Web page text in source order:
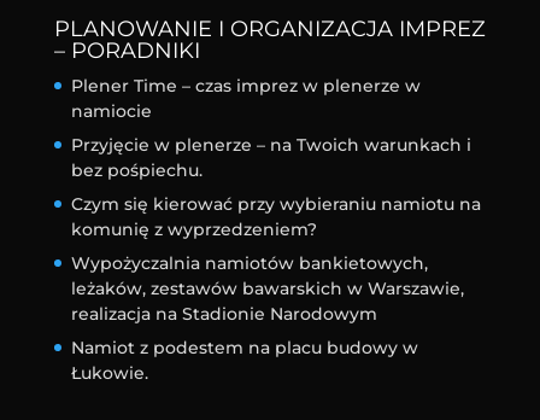
PLANOWANIE I ORGANIZACJA IMPREZ
– PORADNIKI
Plener Time – czas imprez w plenerze w
namiocie
Przyjęcie w plenerze – na Twoich warunkach i
bez pośpiechu.
Czym się kierować przy wybieraniu namiotu na
komunię z wyprzedzeniem?
Wypożyczalnia namiotów bankietowych,
leżaków, zestawów bawarskich w Warszawie,
realizacja na Stadionie Narodowym
Namiot z podestem na placu budowy w
Łukowie.